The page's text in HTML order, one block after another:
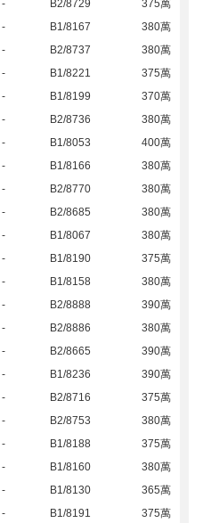
- B2/8729
375萬
- B1/8167
380萬
- B2/8737
380萬
- B1/8221
375萬
- B1/8199
370萬
- B2/8736
380萬
- B1/8053
400萬
- B1/8166
380萬
- B2/8770
380萬
- B2/8685
380萬
- B1/8067
380萬
- B1/8190
375萬
- B1/8158
380萬
- B2/8888
390萬
- B2/8886
380萬
- B2/8665
390萬
- B1/8236
390萬
- B2/8716
375萬
- B2/8753
380萬
- B1/8188
375萬
- B1/8160
380萬
- B1/8130
365萬
- B1/8191
375萬